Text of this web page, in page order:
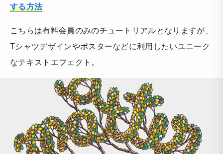
する方法
こちらは有料会員のみのチュートリアルとなりますが、
Tシャツデザインやポスターなどに利用したいユニーク
なテキストエフェクト。